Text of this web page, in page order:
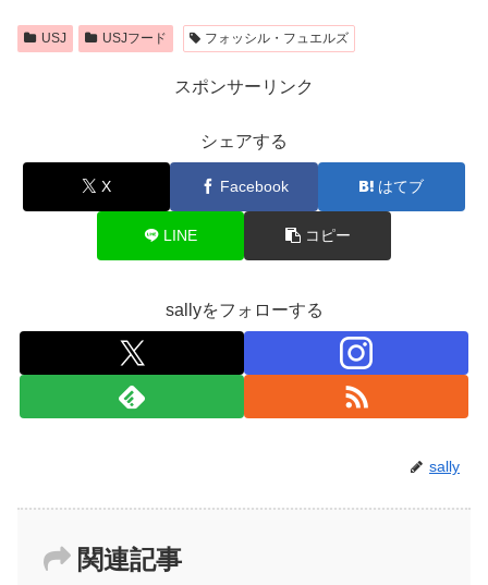
USJ USJフード フォッシル・フュエルズ
スポンサーリンク
シェアする
X Facebook はてブ
LINE コピー
sallyをフォローする
sally
関連記事